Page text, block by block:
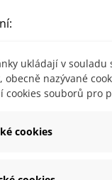
přesazujeme
stanoviště
slunečné
ukládají v souladu
obecně nazývané
cookies souborů pro
cookies